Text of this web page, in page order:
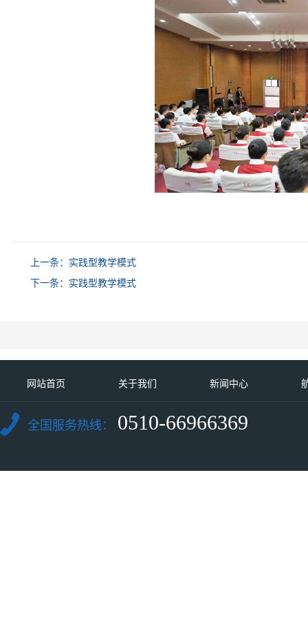
上一条： 实践型教学模式
下一条： 实践型教学模式
网站首页 关于我们 新闻中心
全国服务热线： 0510-66966369